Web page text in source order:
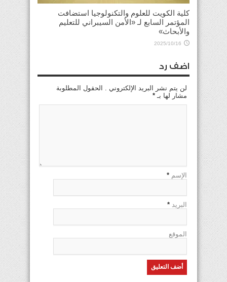
كلية الكويت للعلوم والتكنولوجيا استضافت
المؤتمر السابع لـ «الأمن السيبراني للتعليم
والأبحاث»
2025/10/16
اضف رد
لن يتم نشر البريد الإلكتروني . الحقول المطلوبة
مشار لها بـ *
الإسم *
البريد *
الموقع